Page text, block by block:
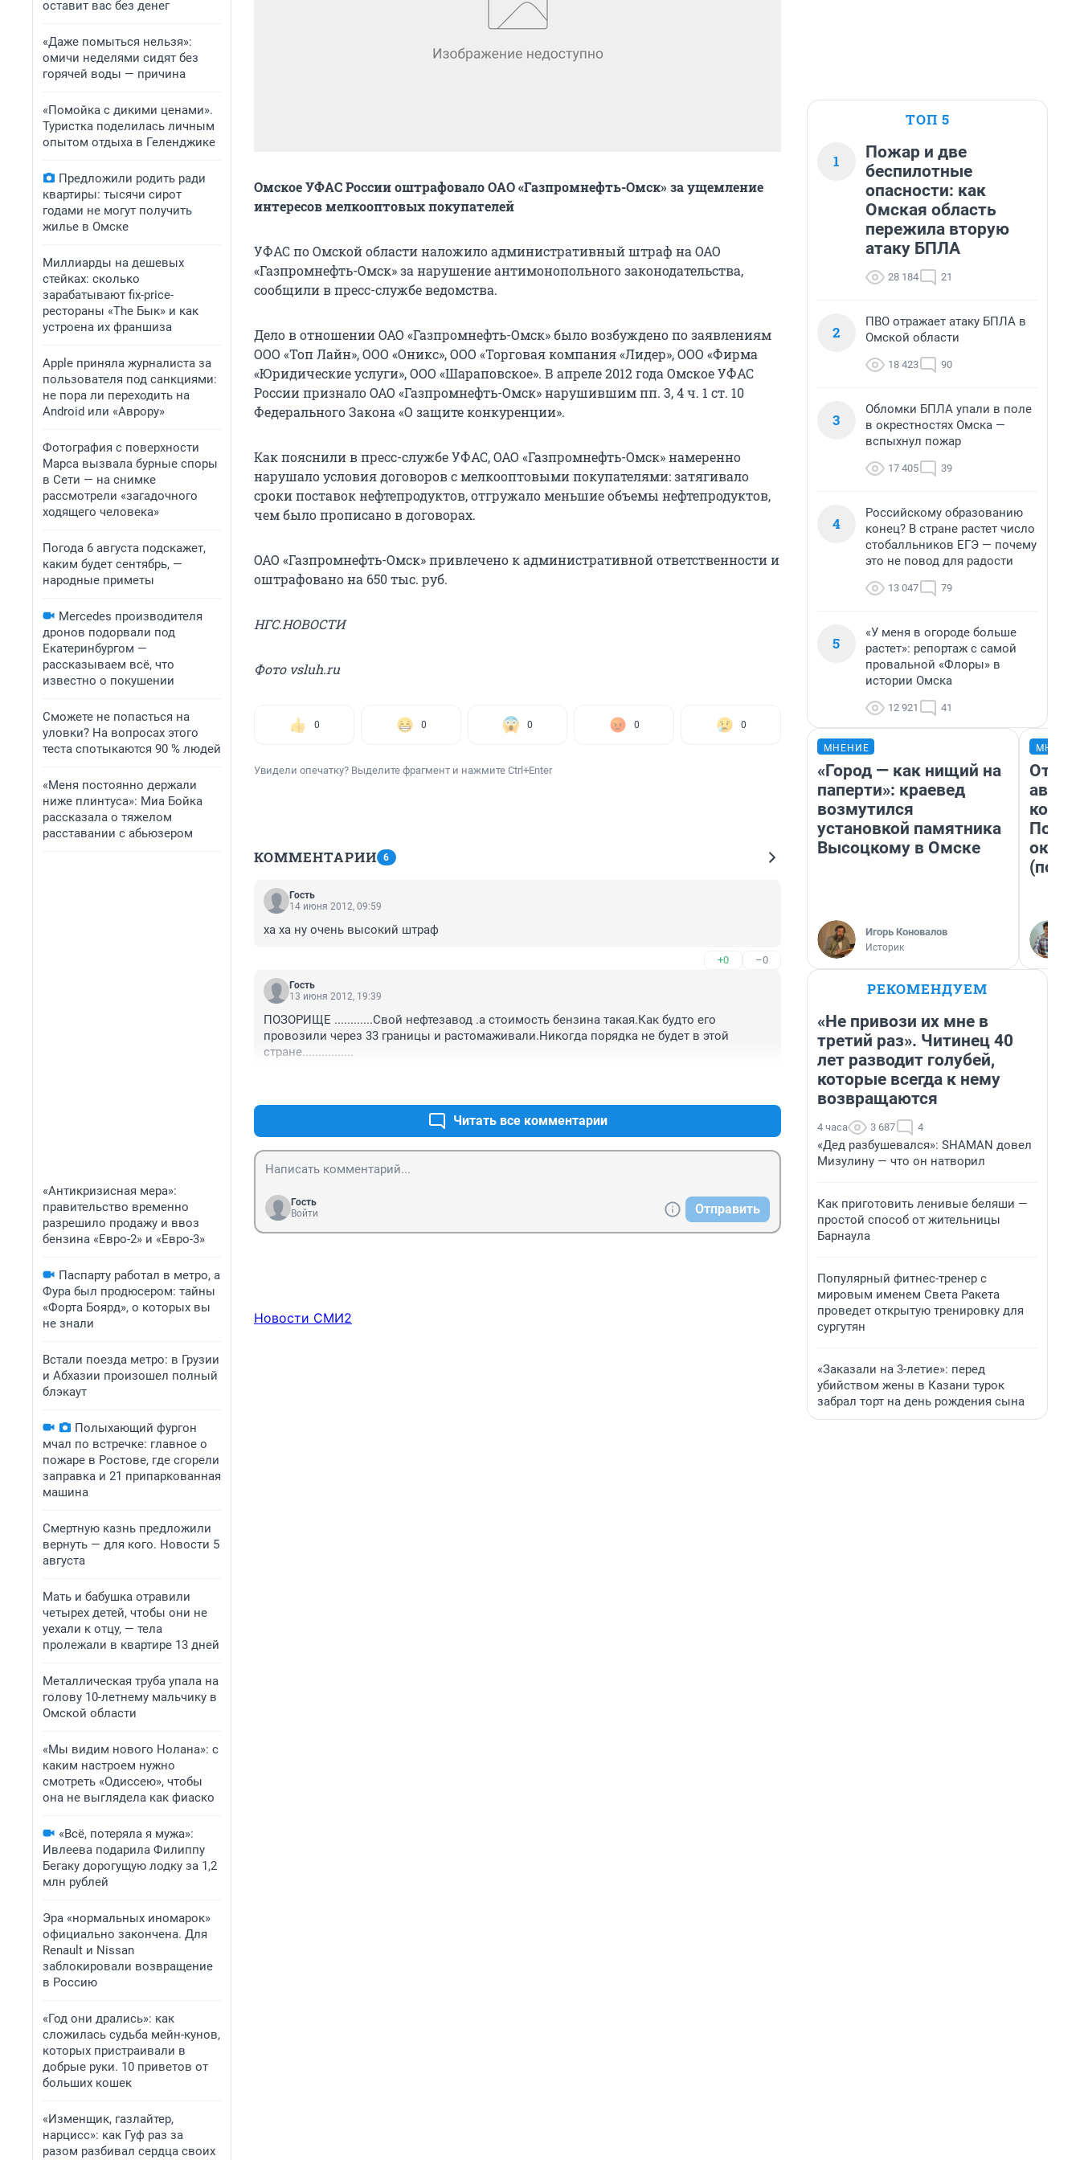
оставит вас без денег
«Даже помыться нельзя»:
омичи неделями сидят без
горячей воды — причина
«Помойка с дикими ценами».
Туристка поделилась личным
опытом отдыха в Геленджике
Предложили родить ради
квартиры: тысячи сирот
годами не могут получить
жилье в Омске
Миллиарды на дешевых
стейках: сколько
зарабатывают fix-price-
рестораны «The Бык» и как
устроена их франшиза
Apple приняла журналиста за
пользователя под санкциями:
не пора ли переходить на
Android или «Аврору»
Фотография с поверхности
Марса вызвала бурные споры
в Сети — на снимке
рассмотрели «загадочного
ходящего человека»
Погода 6 августа подскажет,
каким будет сентябрь, —
народные приметы
Mercedes производителя
дронов подорвали под
Екатеринбургом —
рассказываем всё, что
известно о покушении
Сможете не попасться на
уловки? На вопросах этого
теста спотыкаются 90 % людей
«Меня постоянно держали
ниже плинтуса»: Миа Бойка
рассказала о тяжелом
расставании с абьюзером
«Антикризисная мера»:
правительство временно
разрешило продажу и ввоз
бензина «Евро-2» и «Евро-3»
Паспарту работал в метро, а
Фура был продюсером: тайны
«Форта Боярд», о которых вы
не знали
Встали поезда метро: в Грузии
и Абхазии произошел полный
блэкаут
Полыхающий фургон
мчал по встречке: главное о
пожаре в Ростове, где сгорели
заправка и 21 припаркованная
машина
Смертную казнь предложили
вернуть — для кого. Новости 5
августа
Мать и бабушка отравили
четырех детей, чтобы они не
уехали к отцу, — тела
пролежали в квартире 13 дней
Металлическая труба упала на
голову 10-летнему мальчику в
Омской области
«Мы видим нового Нолана»: с
каким настроем нужно
смотреть «Одиссею», чтобы
она не выглядела как фиаско
«Всё, потеряла я мужа»:
Ивлеева подарила Филиппу
Бегаку дорогущую лодку за 1,2
млн рублей
Эра «нормальных иномарок»
официально закончена. Для
Renault и Nissan
заблокировали возвращение
в Россию
«Год они дрались»: как
сложилась судьба мейн-кунов,
которых пристраивали в
добрые руки. 10 приветов от
больших кошек
«Изменщик, газлайтер,
нарцисс»: как Гуф раз за
разом разбивал сердца своих
Омское УФАС России оштрафовало ОАО «Газпромнефть-Омск» за ущемление
интересов мелкооптовых покупателей
УФАС по Омской области наложило административный штраф на ОАО
«Газпромнефть-Омск» за нарушение антимонопольного законодательства,
сообщили в пресс-службе ведомства.
Дело в отношении ОАО «Газпромнефть-Омск» было возбуждено по заявлениям
ООО «Топ Лайн», ООО «Оникс», ООО «Торговая компания «Лидер», ООО «Фирма
«Юридические услуги», ООО «Шараповское». В апреле 2012 года Омское УФАС
России признало ОАО «Газпромнефть-Омск» нарушившим пп. 3, 4 ч. 1 ст. 10
Федерального Закона «О защите конкуренции».
Как пояснили в пресс-службе УФАС, ОАО «Газпромнефть-Омск» намеренно
нарушало условия договоров с мелкооптовыми покупателями: затягивало
сроки поставок нефтепродуктов, отгружало меньшие объемы нефтепродуктов,
чем было прописано в договорах.
ОАО «Газпромнефть-Омск» привлечено к административной ответственности и
оштрафовано на 650 тыс. руб.
НГС.НОВОСТИ
Фото vsluh.ru
0 0 0 0 0
Увидели опечатку? Выделите фрагмент и нажмите Ctrl+Enter
КОММЕНТАРИИ 6
Гость
14 июня 2012, 09:59
ха ха ну очень высокий штраф
+0 –0
Гость
13 июня 2012, 19:39
ПОЗОРИЩЕ ............Свой нефтезавод .а стоимость бензина такая.Как будто его
провозили через 33 границы и растомаживали.Никогда порядка не будет в этой
стране................
Читать все комментарии
Гость
Войти
Отправить
Новости СМИ2
ТОП 5
1
Пожар и две
беспилотные
опасности: как
Омская область
пережила вторую
атаку БПЛА
28 184 21
2
ПВО отражает атаку БПЛА в
Омской области
18 423 90
3
Обломки БПЛА упали в поле
в окрестностях Омска —
вспыхнул пожар
17 405 39
4
Российскому образованию
конец? В стране растет число
стобалльников ЕГЭ — почему
это не повод для радости
13 047 79
5
«У меня в огороде больше
растет»: репортаж с самой
провальной «Флоры» в
истории Омска
12 921 41
МНЕНИЕ
«Город — как нищий на
паперти»: краевед
возмутился
установкой памятника
Высоцкому в Омске
Игорь Коновалов
Историк
От
РЕКОМЕНДУЕМ
«Не привози их мне в
третий раз». Читинец 40
лет разводит голубей,
которые всегда к нему
возвращаются
4 часа 3 687 4
«Дед разбушевался»: SHAMAN довел
Мизулину — что он натворил
Как приготовить ленивые беляши —
простой способ от жительницы
Барнаула
Популярный фитнес-тренер с
мировым именем Света Ракета
проведет открытую тренировку для
сургутян
«Заказали на 3-летие»: перед
убийством жены в Казани турок
забрал торт на день рождения сына